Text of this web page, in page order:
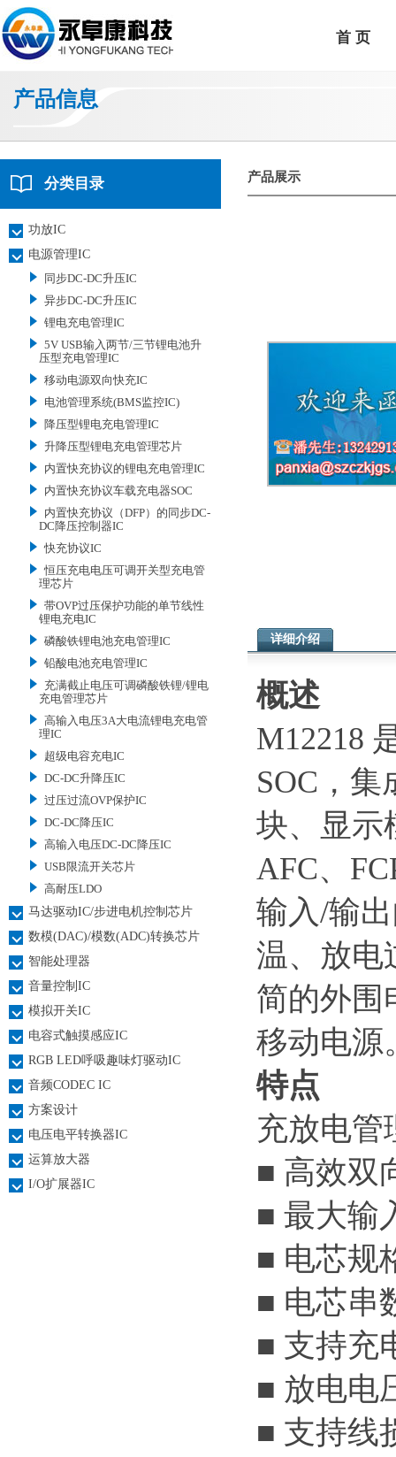
首 页
产品信息
分类目录
功放IC
电源管理IC
同步DC-DC升压IC
异步DC-DC升压IC
锂电充电管理IC
5V USB输入两节/三节锂电池升
压型充电管理IC
移动电源双向快充IC
电池管理系统(BMS监控IC)
降压型锂电充电管理IC
升降压型锂电充电管理芯片
内置快充协议的锂电充电管理IC
内置快充协议车载充电器SOC
内置快充协议（DFP）的同步DC-
DC降压控制器IC
快充协议IC
恒压充电电压可调开关型充电管
理芯片
带OVP过压保护功能的单节线性
锂电充电IC
磷酸铁锂电池充电管理IC
铅酸电池充电管理IC
充满截止电压可调磷酸铁锂/锂电
充电管理芯片
高输入电压3A大电流锂电充电管
理IC
超级电容充电IC
DC-DC升降压IC
过压过流OVP保护IC
DC-DC降压IC
高输入电压DC-DC降压IC
USB限流开关芯片
高耐压LDO
马达驱动IC/步进电机控制芯片
数模(DAC)/模数(ADC)转换芯片
智能处理器
音量控制IC
模拟开关IC
电容式触摸感应IC
RGB LED呼吸趣味灯驱动IC
音频CODEC IC
方案设计
电压电平转换器IC
运算放大器
I/O扩展器IC
产品展示
详细介绍
概述
M12218
SOC，
块、显示
AFC、
输入/输
温、放电
简的外围
移动电源
特点
充放电管
■ 高效双
■ 最大输
■ 电芯规
■ 电芯串
■ 支持充
■ 放电电
■ 支持线